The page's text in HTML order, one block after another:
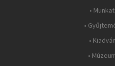
•
•
•
•